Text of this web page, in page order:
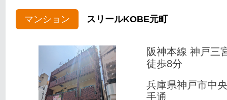
マンション スリールKOBE元町
阪神本線 神戸三
徒歩8分
兵庫県神戸市中
手通